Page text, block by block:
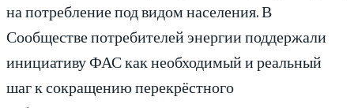
на потребление под видом населения. В
Сообществе потребителей энергии поддержали
инициативу ФАС как необходимый и реальный
шаг к сокращению перекрёстного